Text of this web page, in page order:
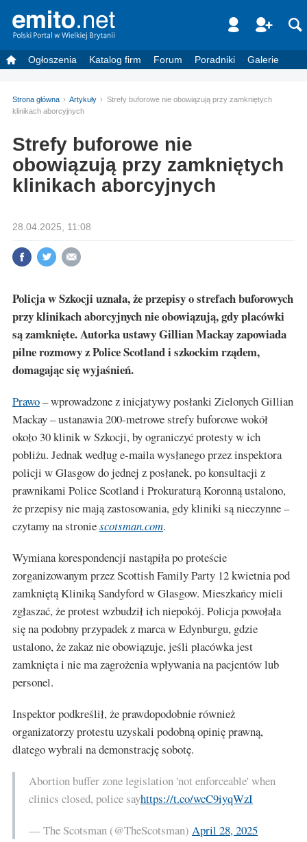
Ogłoszenia Katalog firm Forum Poradniki Galerie
Strona główna Artykuły
Strefy buforowe nie obowiązują przy zamkniętych
klinikach aborcyjnych
Strefy buforowe nie
obowiązują przy zamkniętych
klinikach aborcyjnych
28.04.2025, 11:08
Policja w Szkocji uznała, że przepisy o strefach buforowych
przy klinikach aborcyjnych nie obowiązują, gdy placówki
są zamknięte. Autorka ustawy Gillian Mackay zapowiada
pilne rozmowy z Police Scotland i szkockim rządem,
domagając się wyjaśnień.
Prawo– wprowadzone z inicjatywy posłanki Zielonych Gillian
Mackay – ustanawia 200-metrowe strefy buforowe wokół
około 30 klinik w Szkocji, by ograniczyć protesty w ich
pobliżu. Jednak według e-maila wysłanego przez inspektora
policji w Glasgow do jednej z posłanek, po konsultacji z
prawnikami Police Scotland i Prokuraturą Koronną ustalono,
że przepisy nie mają zastosowania, gdy kliniki są nieczynne –
czytamy na stroniescotsman.com.
Wymiana korespondencji nastąpiła po proteście
zorganizowanym przez Scottish Family Party 12 kwietnia pod
zamkniętą Kliniką Sandyford w Glasgow. Mieszkańcy mieli
zgłaszać, że protest wzbudził ich niepokój. Policja powołała
się na podobny przypadek z marca w Edynburgu, gdzie
ustalono, że zakaz nie obowiązuje, jeśli placówka jest
zamknięta i nie ma zagrożenia wpływania na pacjentów lub
personel.
Inspektor podkreślił, że prawdopodobnie również
organizatorzy protestu uzyskali podobną opinię prawną,
dlatego wybrali na demonstrację sobotę.
Abortion buffer zone legislation 'not enforceable' when
clinics closed, police sayhttps://t.co/wcC9iyqWzI
— The Scotsman (@TheScotsman)April 28, 2025